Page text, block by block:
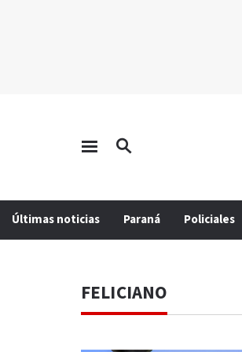
Últimas noticias Paraná Policiales
FELICIANO